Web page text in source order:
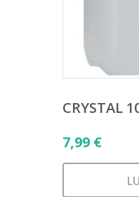
CRYSTAL
7,99 €